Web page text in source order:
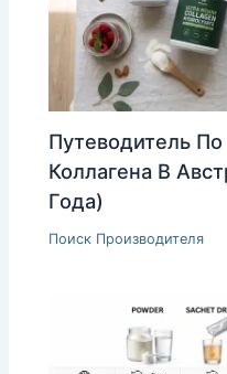
Путеводитель
Коллагена В
Года)
Поиск Производителя